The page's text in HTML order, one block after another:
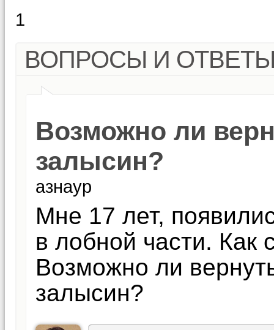
1
ВОПРОСЫ И
Возможно ли
залысин?
азнаур
Мне 17 лет,
в лобной части. Как
Возможно ли
залысин?